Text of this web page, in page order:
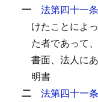
一 法第四十一条
けたことによ
た者であって
書面、法人に
明書
二 法第四十一条